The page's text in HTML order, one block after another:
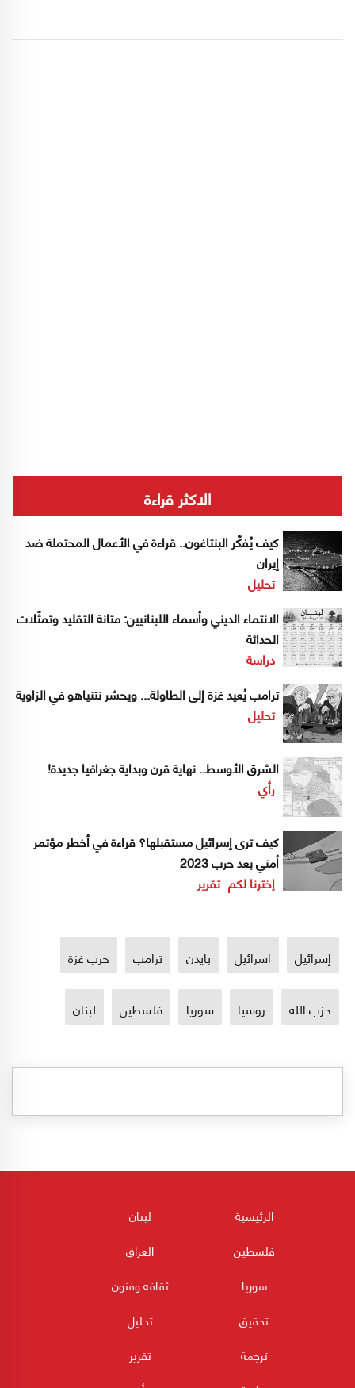
هي مآل اللبنانيين بمختلف أطيافهم بل طوائفهم،
الاكثر قراءة
كيف يُفكّر البنتاغون.. قراءة في الأعمال المحتملة ضد
إيران
تحليل
الانتماء الديني وأسماء اللبنانيين: متانة التقليد وتمثّلات
الحداثة
دراسة
ترامب يُعيد غزة إلى الطاولة... ويحشر نتنياهو في الزاوية
تحليل
الشرق الأوسط.. نهاية قرن وبداية جغرافيا جديدة!
رأي
كيف ترى إسرائيل مستقبلها؟ قراءة في أخطر مؤتمر
أمني بعد حرب 2023
إخترنا لكم تقرير
إسرائيل اسرائيل بايدن ترامب حرب غزة
حزب الله روسيا سوريا فلسطين لبنان
الرئيسية
لبنان
فلسطين
العراق
سوريا
ثقافه وفنون
تحقيق
تحليل
ترجمة
تقرير